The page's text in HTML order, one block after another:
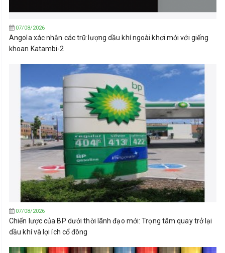
07/08/2026
Angola xác nhận các trữ lượng dầu khí ngoài khơi mới với giếng
khoan Katambi-2
07/08/2026
Chiến lược của BP dưới thời lãnh đạo mới: Trọng tâm quay trở lại
dầu khí và lợi ích cổ đông